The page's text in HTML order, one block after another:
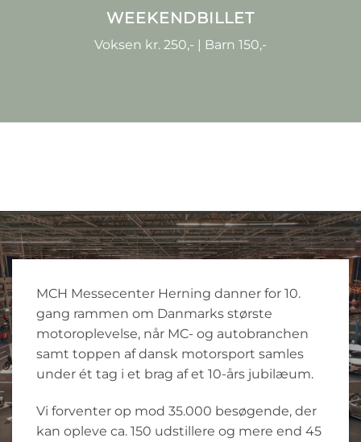
WEEKENDBILLET
Voksen kr. 250,- | Barn 150,-
MCH Messecenter Herning danner for 10.
gang rammen om Danmarks største
motoroplevelse, når MC- og autobranchen
samt toppen af dansk motorsport samles
under ét tag i et brag af et 10-års jubilæum.
Vi forventer op mod 35.000 besøgende, der
kan opleve ca. 150 udstillere og mere end 45